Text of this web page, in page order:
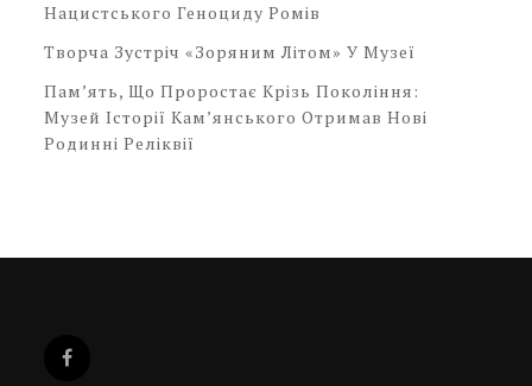
Нацистського Геноциду Ромів
Творча Зустріч «Зоряним Літом» У Музеї
Пам’ять, Що Проростає Крізь Покоління:
Музей Історії Кам’янського Отримав Нові
Родинні Реліквії